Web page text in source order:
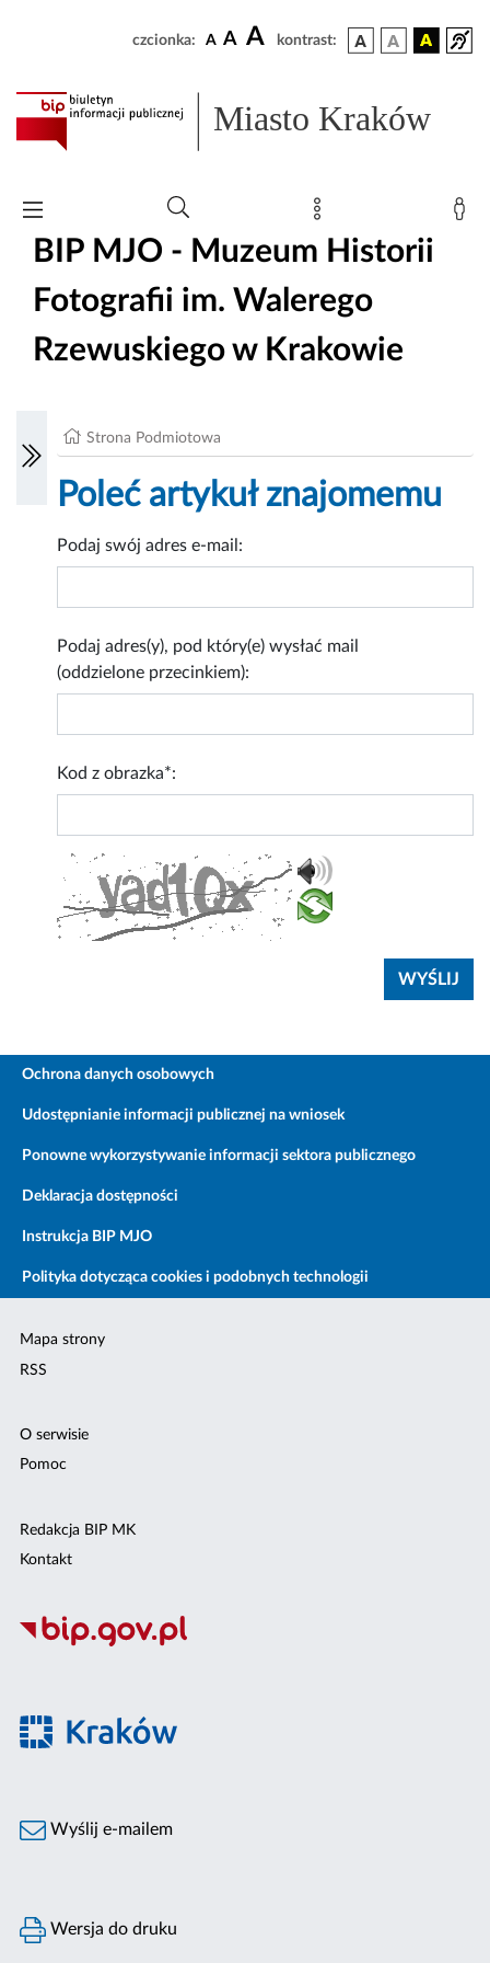
czcionka: A A A kontrast:
Miasto Kraków
BIP MJO - Muzeum Historii
Fotografii im. Walerego
Rzewuskiego w Krakowie
Strona Podmiotowa
Poleć artykuł znajomemu
Podaj swój adres e-mail:
Podaj adres(y), pod który(e) wysłać mail
(oddzielone przecinkiem):
Kod z obrazka*:
Ochrona danych osobowych
Udostępnianie informacji publicznej na wniosek
Ponowne wykorzystywanie informacji sektora publicznego
Deklaracja dostępności
Instrukcja BIP MJO
Polityka dotycząca cookies i podobnych technologii
Mapa strony
RSS
O serwisie
Pomoc
Redakcja BIP MK
Kontakt
Wyślij e-mailem
Wersja do druku